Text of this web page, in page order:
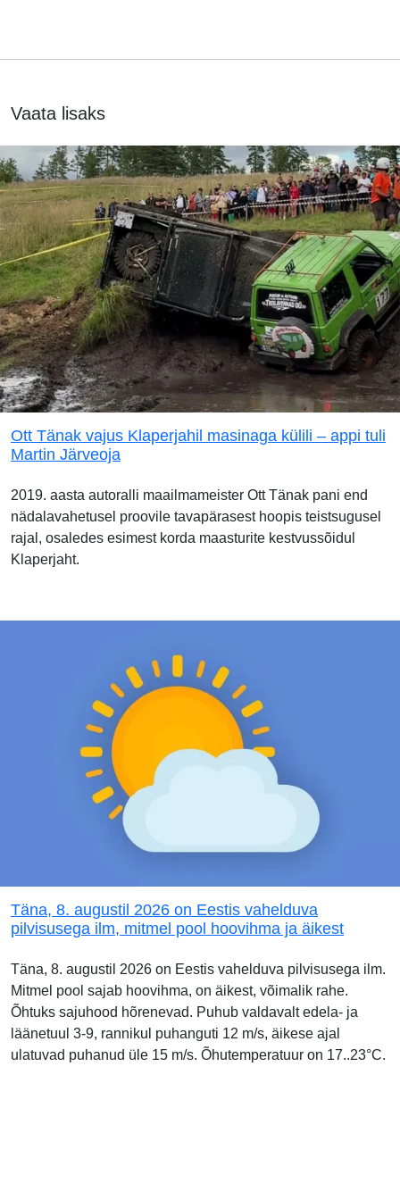
Vaata lisaks
Ott Tänak vajus Klaperjahil masinaga külili – appi tuli
Martin Järveoja
2019. aasta autoralli maailmameister Ott Tänak pani end
nädalavahetusel proovile tavapärasest hoopis teistsugusel
rajal, osaledes esimest korda maasturite kestvussõidul
Klaperjaht.
Täna, 8. augustil 2026 on Eestis vahelduva
pilvisusega ilm, mitmel pool hoovihma ja äikest
Täna, 8. augustil 2026 on Eestis vahelduva pilvisusega ilm.
Mitmel pool sajab hoovihma, on äikest, võimalik rahe.
Õhtuks sajuhood hõrenevad. Puhub valdavalt edela- ja
läänetuul 3-9, rannikul puhanguti 12 m/s, äikese ajal
ulatuvad puhanud üle 15 m/s. Õhutemperatuur on 17..23°C.